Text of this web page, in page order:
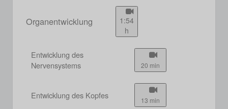
Organentwicklung
1:54
h
Entwicklung des
Nervensystems
20 min
Entwicklung des Kopfes 13 min